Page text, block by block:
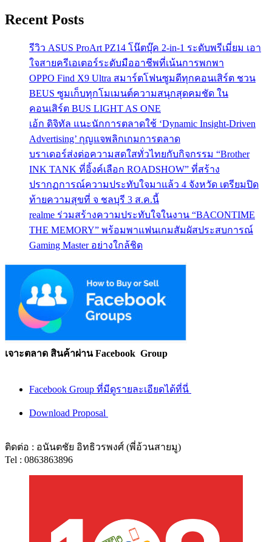
Recent Posts
รีวิว ASUS ProArt PZ14 โน๊ตบุ๊ค 2-in-1 ระดับพรีเมี่ยม เอา
ใจสายครีเอเตอร์ระดับมืออาชีพที่เน้นการพกพา
OPPO Find X9 Ultra สมาร์ตโฟนซูมดีทุกคอนเสิร์ต ชวน
BEUS ซูมเก็บทุกโมเมนต์ความสนุกสุดคมชัด ใน
คอนเสิร์ต BUS LIGHT AS ONE
เอ้ก ดิจิทัล แนะนักการตลาดใช้ ‘Dynamic Insight-Driven
Advertising’ กุญแจพลิกเกมการตลาด
บราเดอร์ส่งต่อความสดใสทั่วไทยกับกิจกรรม “Brother
INK TANK ที่อิ้งค์เลือก ROADSHOW” ที่สร้าง
ปรากฏการณ์ความประทับใจมาแล้ว 4 จังหวัด เตรียมปิด
ท้ายความสุขที่ จ ชลบุรี 3 ส.ค.นี้
realme ร่วมสร้างความประทับใจในงาน “BACONTIME
THE MEMORY” พร้อมพาแฟนเกมสัมผัสประสบการณ์
Gaming Master อย่างใกล้ชิด
เจาะตลาด สินค้าผ่าน Facebook Group
Facebook Group ที่มีดูรายละเอียดได้ที่นี่
Download Proposal
ติดต่อ : อนันตชัย อิทธิวรพงศ์ (พี่อ้วนสายมู)
Tel : 0863863896